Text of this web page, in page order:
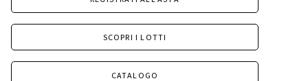
SCOPRI I LOTTI
CATALOGO